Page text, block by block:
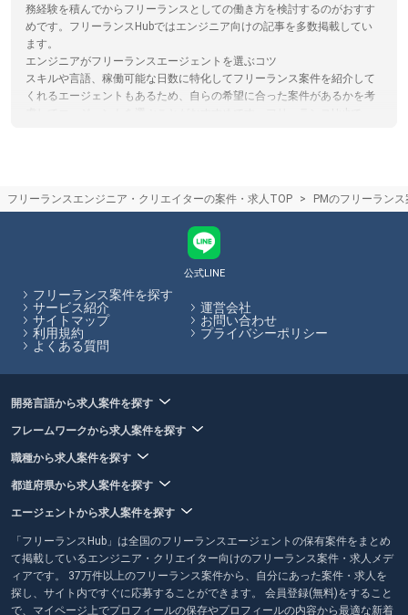
務経験を積んでからフリーランスとしての働き方を検討するのがおすす
めです。フリーランスHubではエンジニア向けの記事を多数掲載してい
ます。
エンジニアがフリーランスエージェントを選ぶコツ
スキルや言語、稼働可能な日数に特化してフリーランス案件を紹介して
くれるエージェントもあるため、自らの希望に合った案件があるかを考
に合わせて必要な人材配置を実施できるため、今後の流動的な事業環境
ンスを受け入れる企業は増加しており、今後もニーズが高まる傾向にあ
フリーランスHubはお客様のフリーランス案件探しを最大限サポートし
ていきます。
フリーランスエンジニア・クリエイターの案件・求人TOP PMのフリーラン
公式LINE
フリーランス案件を探す
サービス紹介
運営会社
サイトマップ
お問い合わせ
利用規約
プライバシーポリシー
よくある質問
開発言語から求人案件を探す
フレームワークから求人案件を探す
職種から求人案件を探す
都道府県から求人案件を探す
エージェントから求人案件を探す
「フリーランスHub」は全国のフリーランスエージェントの保有案件をまとめ
て掲載しているエンジニア・クリエイター向けのフリーランス案件・求人メデ
ィアです。 37万件以上のフリーランス案件から、自分にあった案件・求人を
探し、サイト内ですぐに応募することができます。 会員登録(無料)をすること
で、マイページ上でプロフィールの保存やプロフィールの内容から最適な新着